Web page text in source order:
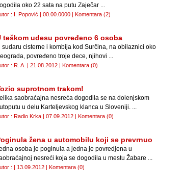
oko 22 sata na putu Zaječar ...
: I. Popović | 00.00.0000 | Komentara (2)
teškom udesu povređeno 6 osoba
sudaru cisterne i kombija kod Surčina, na obilaznici oko
povređeno troje dece, njihovi ...
: R. A. | 21.08.2012 | Komentara (0)
suprotnom trakom!
saobraćajna nesreća dogodila se na dolenjskom
u delu Karteljevskog klanca u Sloveniji. ...
: Radio Krka | 07.09.2012 | Komentara (0)
žena u automobilu koji se prevrnuo
osoba je poginula a jedna je povredjena u
nesreći koja se dogodila u mestu Žabare ...
: | 13.09.2012 | Komentara (0)